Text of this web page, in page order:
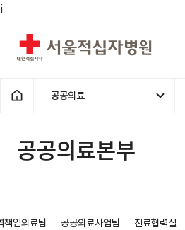
i
서울적십자병원
홈으로 1차메뉴
공공의료
공공의료본부 소
공공의료본부
책임의료팀 공공의료사업팀 진료협력실